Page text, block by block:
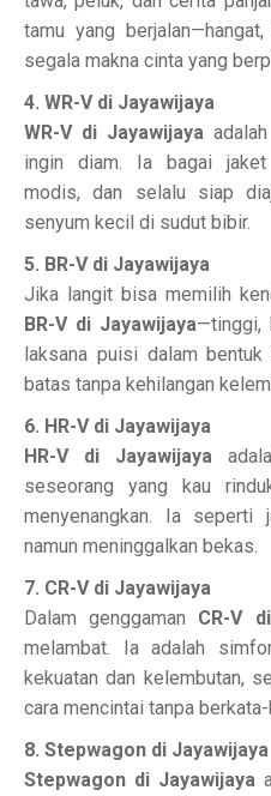
tamu yang
segala makna cinta yang
4. WR-V di Jayawijaya
WR-V di Jayawijaya
ingin diam. Ia bagai jaket
modis, dan selalu siap
senyum kecil di sudut bibir.
5. BR-V di Jayawijaya
Jika langit bisa memilih
BR-V di Jayawijaya—tinggi,
laksana puisi dalam
batas tanpa kehilangan
6. HR-V di Jayawijaya
HR-V di Jayawijaya
seseorang yang kau
menyenangkan. Ia seperti
namun meninggalkan bekas.
7. CR-V di Jayawijaya
Dalam genggaman CR-V
melambat. Ia adalah
kekuatan dan kelembutan,
cara mencintai tanpa berkata-
8. Stepwagon di Jayawijaya
Stepwagon di Jayawijaya